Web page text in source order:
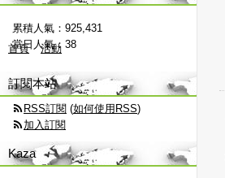
首頁 活動
累積人氣： 925,431
當日人氣： 38
訂閱本站
RSS訂閱 (如何使用RSS)
加入訂閱
Kaza